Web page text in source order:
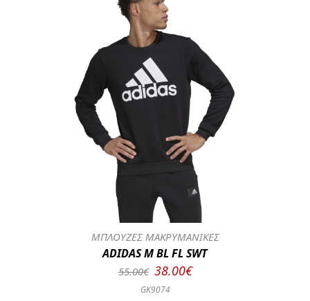
ΜΠΛΟΥΖΕΣ ΜΑΚΡΥΜΑΝΙΚΕΣ
ADIDAS M BL FL SWT
55.00€ 38.00€
GK9074